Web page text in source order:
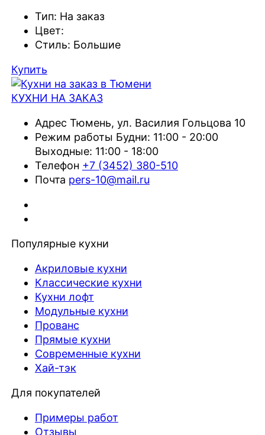
Тип: На заказ
Цвет:
Стиль: Большие
Купить
КУХНИ НАЗАКАЗ
Адрес Тюмень, ул. Василия Гольцова 10
Режим работы Будни: 11:00 - 20:00
Выходные: 11:00 - 18:00
Телефон +7 (3452) 380-510
Почта pers-10@mail.ru
Популярные кухни
Акриловые кухни
Классические кухни
Кухни лофт
Модульные кухни
Прованс
Прямые кухни
Современные кухни
Хай-тэк
Для покупателей
Примеры работ
Отзывы